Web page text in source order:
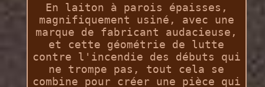
En laiton à parois épaisses,
magnifiquement usiné, avec une
marque de fabricant audacieuse,
et cette géométrie de lutte
contre l'incendie des débuts qui
ne trompe pas, tout cela se
combine pour créer une pièce qui